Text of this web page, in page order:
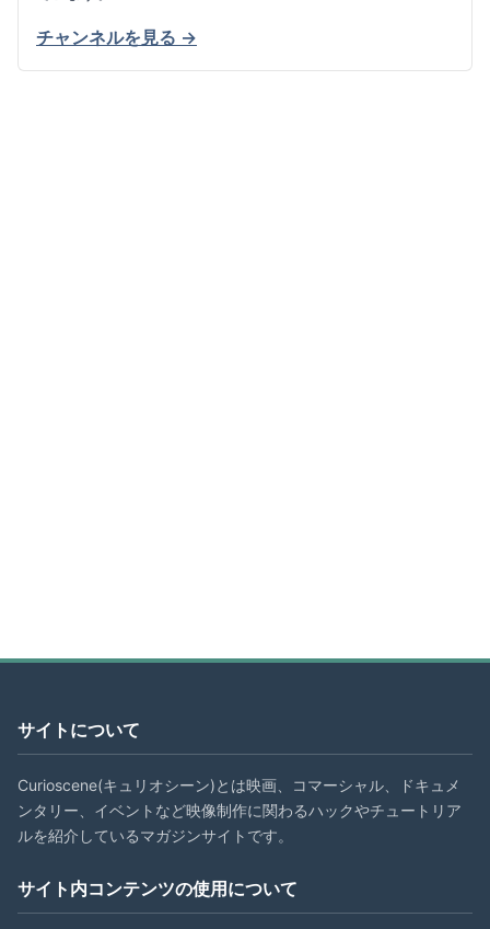
チャンネルを見る →
サイトについて
Curioscene(キュリオシーン)とは映画、コマーシャル、ドキュメ
ンタリー、イベントなど映像制作に関わるハックやチュートリア
ルを紹介しているマガジンサイトです。
サイト内コンテンツの使用について